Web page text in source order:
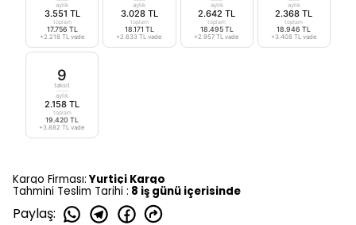
aylık
3.551 TL
toplam
17.756 TL
+2.218 TL vade
aylık
3.028 TL
toplam
18.171 TL
+2.633 TL vade
aylık
2.642 TL
toplam
18.495 TL
+2.957 TL vade
aylık
2.368 TL
toplam
18.946 TL
+3.408 TL vade
9
taksit
aylık
2.158 TL
toplam
19.420 TL
+3.882 TL vade
Kargo Firması: Yurtiçi Kargo
Tahmini Teslim Tarihi : 8 iş günü içerisinde
Paylaş: